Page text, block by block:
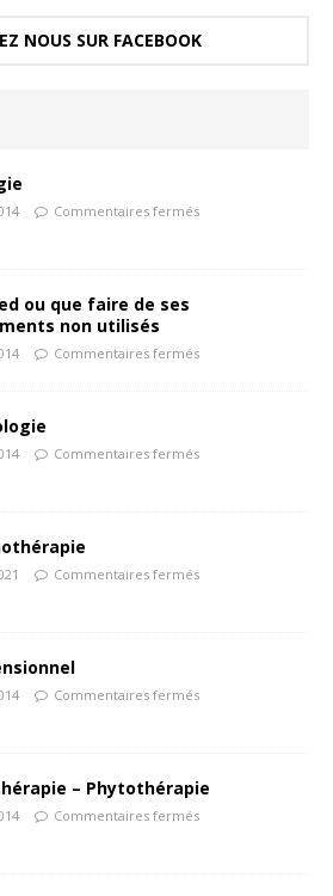
NOUS SUR FACEBOOK
Commentaires fermés
ou que faire de ses
non utilisés
Commentaires fermés
Commentaires fermés
Commentaires fermés
Commentaires fermés
– Phytothérapie
Commentaires fermés